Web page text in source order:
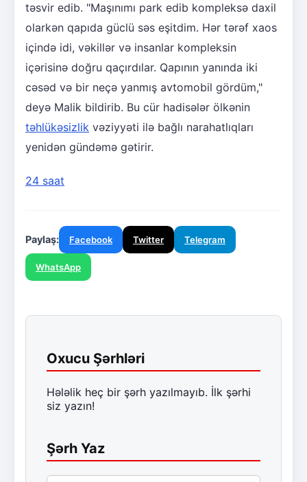
təsvir edib. "Maşınımı park edib kompleksə daxil
olarkən qapıda güclü səs eşitdim. Hər tərəf xaos
içində idi, vəkillər və insanlar kompleksin
içərisinə doğru qaçırdılar. Qapının yanında iki
cəsəd və bir neçə yanmış avtomobil gördüm,"
deyə Malik bildirib. Bu cür hadisələr ölkənin
təhlükəsizlik vəziyyəti ilə bağlı narahatlıqları
yenidən gündəmə gətirir.
24 saat
Paylaş: Facebook Twitter Telegram
WhatsApp
Oxucu Şərhləri
Hələlik heç bir şərh yazılmayıb. İlk şərhi
siz yazın!
Şərh Yaz